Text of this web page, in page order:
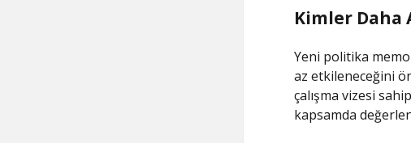
Kimler Daha
Yeni politika
az etkileneceğini
çalışma vizesi
kapsamda